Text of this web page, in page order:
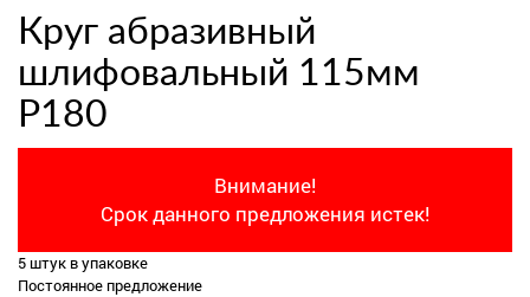
Круг абразивный
шлифовальный 115мм
Р180
Внимание!
Срок данного предложения истек!
5 штук в упаковке
Постоянное предложение